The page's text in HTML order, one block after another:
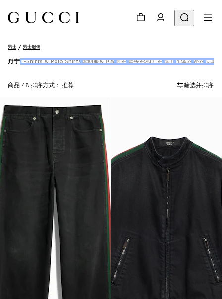
男士 男士服饰
丹宁 T-Shirts & Polo Shirts 运动服&卫衣 衬衫 套头衫和开衫 裤子 连体衣 外衣 皮革
商品 48 排序方式： 推荐 筛选并排序